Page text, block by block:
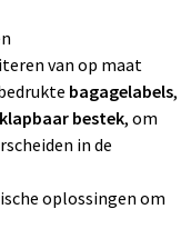
van op maat
bagagelabels,
bestek, om
in de
oplossingen om